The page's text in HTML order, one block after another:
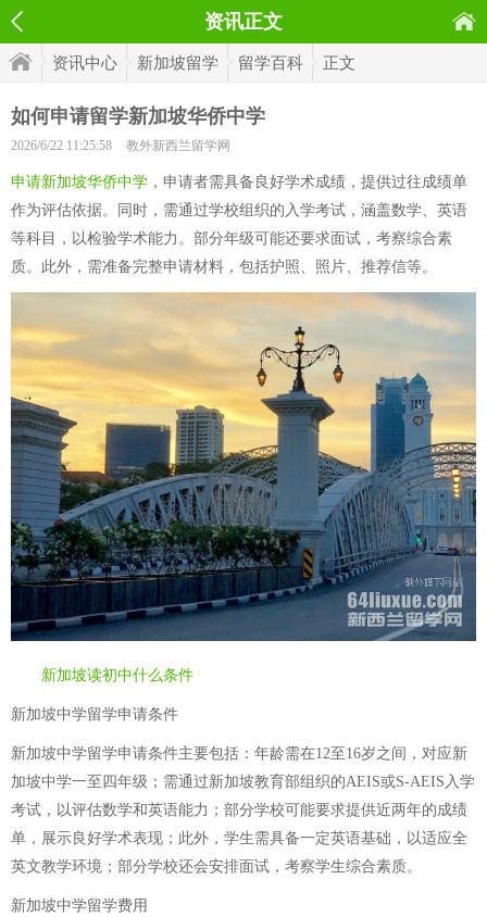
资讯正文
资讯中心 新加坡留学 留学百科 正文
如何申请留学新加坡华侨中学
2026/6/22 11:25:58 教外新西兰留学网
申请新加坡华侨中学 ，申请者需具备良好学术成绩，提供过往成绩单
作为评估依据。同时，需通过学校组织的入学考试，涵盖数学、英语
等科目，以检验学术能力。部分年级可能还要求面试，考察综合素
质。此外，需准备完整申请材料，包括护照、照片、推荐信等。
新加坡读初中什么条件
新加坡中学留学申请条件
新加坡中学留学申请条件主要包括：年龄需在12至16岁之间，对应新
加坡中学一至四年级；需通过新加坡教育部组织的AEIS或S-AEIS入学
考试，以评估数学和英语能力；部分学校可能要求提供近两年的成绩
单，展示良好学术表现；此外，学生需具备一定英语基础，以适应全
英文教学环境；部分学校还会安排面试，考察学生综合素质。
新加坡中学留学费用